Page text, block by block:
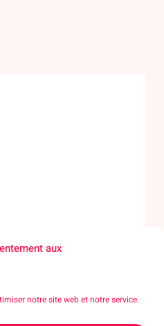
aux
notre site web et notre service.